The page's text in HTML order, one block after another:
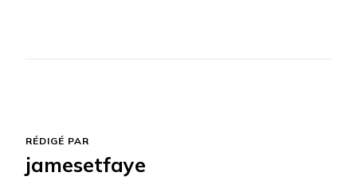
RÉDIGÉ PAR
jamesetfaye